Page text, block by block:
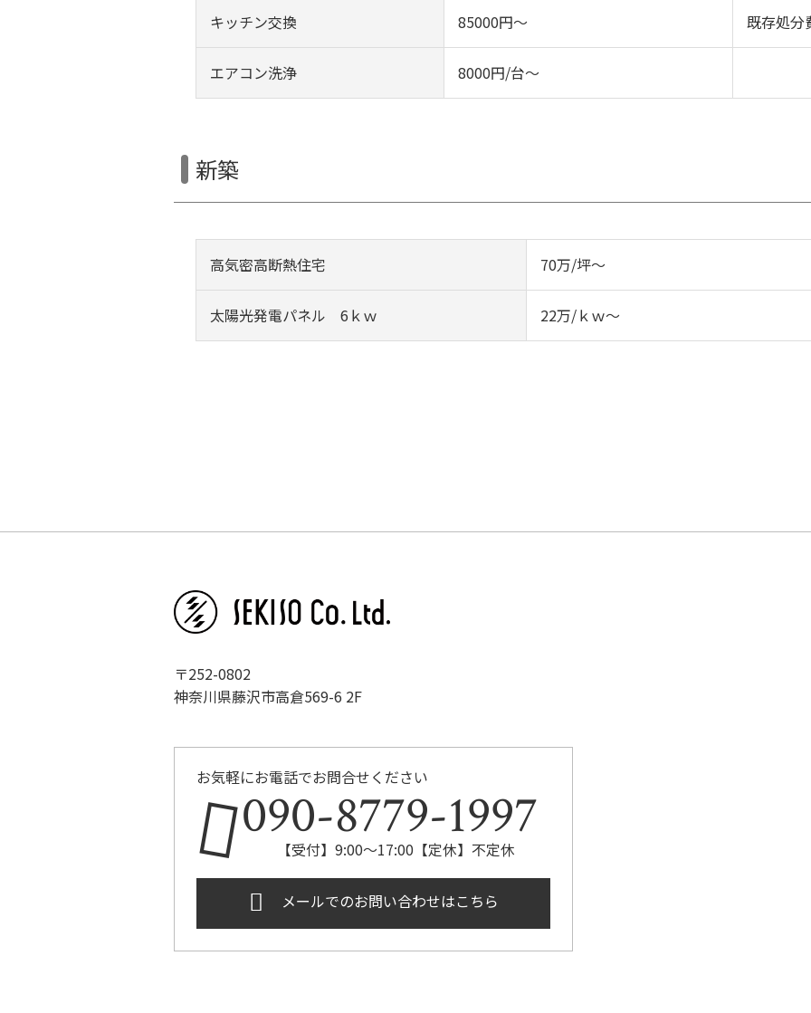
キッチン交換 85000円～ 既存処分
エアコン洗浄 8000円/台～
新築
高気密高断熱住宅 70万/坪～
太陽光発電パネル 6ｋｗ 22万/ｋｗ～
〒252-0802
神奈川県藤沢市高倉569-6 2F
お気軽にお電話でお問合せください
090-8779-1997
【受付】9:00～17:00【定休】不定休
メールでのお問い合わせはこちら